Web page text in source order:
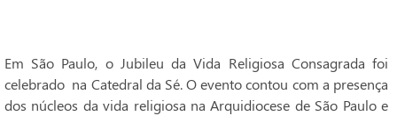
Em São Paulo, o Jubileu da Vida Religiosa Consagrada foi
celebrado na Catedral da Sé. O evento contou com a presença
dos núcleos da vida religiosa na Arquidiocese de São Paulo e